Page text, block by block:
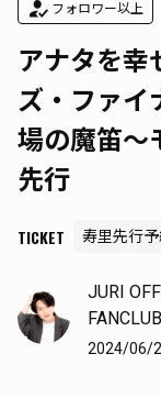
フォロワー以上
アナタを幸
ズ・ファイ
場の魔笛
先行
TICKET 寿里先行
JURI
2024/06/